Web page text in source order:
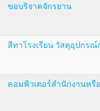
ขอบริจาคจักรยาน
สีทาโรงเรียน วัสดุอุปกรณ์
คอมพิวเตอร์สำนักงานหรื